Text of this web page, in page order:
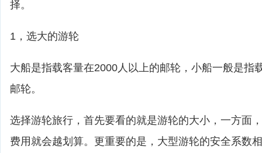
择。
1，选大的游轮
大船是指载客量在2000人以上的邮轮，小船一般是指
邮轮。
选择游轮旅行，首先要看的就是游轮的大小，一方面
费用就会越划算。更重要的是，大型游轮的安全系数